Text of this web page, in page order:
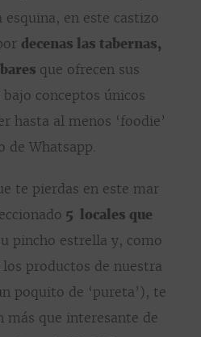
esquina, en este castizo
decenas las tabernas,
que ofrecen sus
conceptos únicos
hasta al menos ‘foodie’
de Whatsapp.
te pierdas en este mar
5 locales que
pincho estrella y, como
productos de nuestra
poquito de ‘pureta’), te
más que interesante de